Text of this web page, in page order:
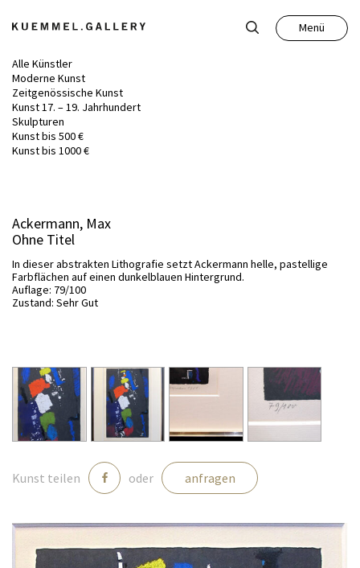
Kunst
Leistungen
Medien
Menü
Alle Künstler
Moderne Kunst
Zeitgenössische Kunst
Kunst 17. – 19. Jahrhundert
Skulpturen
Kunst bis 500 €
Kunst bis 1000 €
Ackermann, Max
Ohne Titel
In dieser abstrakten Lithografie setzt Ackermann helle, pastellige
Farbflächen auf einen dunkelblauen Hintergrund.
Auflage: 79/100
Zustand: Sehr Gut
Kunst teilen oder anfragen